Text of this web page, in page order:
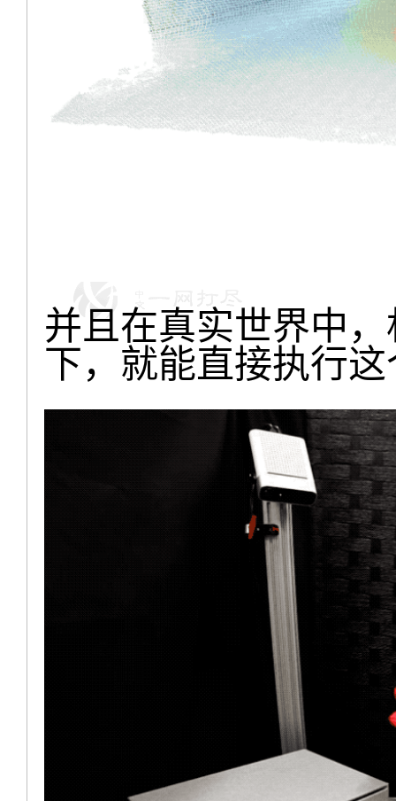
并且在真实世界中，
下，就能直接执行